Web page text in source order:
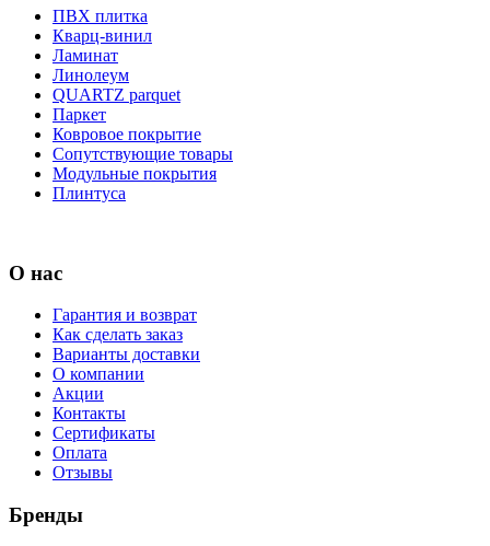
ПВХ плитка
Кварц-винил
Ламинат
Линолеум
QUARTZ parquet
Паркет
Ковровое покрытие
Сопутствующие товары
Модульные покрытия
Плинтуса
О нас
Гарантия и возврат
Как сделать заказ
Варианты доставки
О компании
Акции
Контакты
Сертификаты
Оплата
Отзывы
Бренды